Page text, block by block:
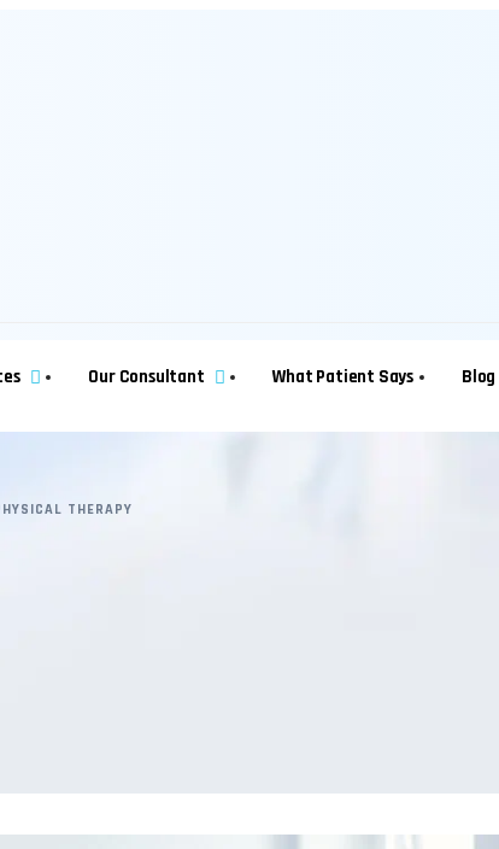
Our Consultant What Patient Says Blog
THERAPY